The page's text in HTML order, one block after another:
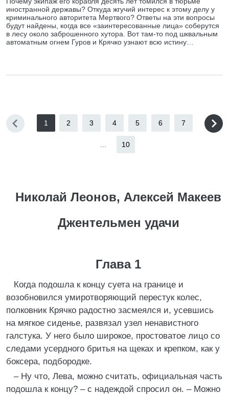
иностранной державы? Откуда жгучий интерес к этому делу у
криминального авторитета Мертвого? Ответы на эти вопросы
будут найдены, когда все «заинтересованные лица» соберутся
в лесу около заброшенного хутора. Вот там-то под шквальным
автоматным огнем Гуров и Крячко узнают всю истину…
1 2 3 4 5 6 7
10
Николай Леонов, Алексей Макеев
Джентельмен удачи
Глава 1
Когда подошла к концу суета на границе и
возобновился умиротворяющий перестук колес,
полковник Крячко радостно засмеялся и, усевшись
на мягкое сиденье, развязал узел ненавистного
галстука. У него было широкое, простоватое лицо со
следами усердного бритья на щеках и крепком, как у
боксера, подбородке.
– Ну что, Лева, можно считать, официальная часть
подошла к концу? – с надеждой спросил он. – Можно